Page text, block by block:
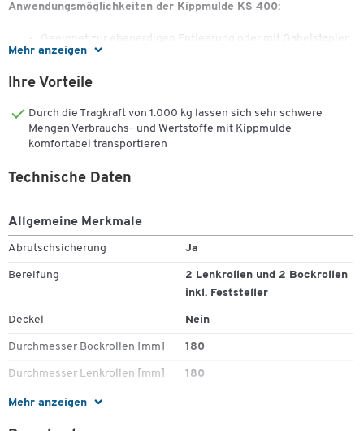
Mehr anzeigen
Anwendungsmöglichkeiten der Kippmulde KS 400:
Geeignet zur ebenerdigen Entleerung oder mit Gabelstapler
über Großcontainern
Einfacher manueller Transport oder Transport mit
Die Vorteile der Kippmulde sind:
Einfahrtaschen für Transport mit Gabelstapler
Handgriff an der Oberkante des Behälters zur Entleerung
Kettensicherung gegen unbeabsichtigtes Abrutschen und
Ihre Vorteile
Durch die Tragkraft von 1.000 kg lassen sich sehr schwere
Mengen Verbrauchs- und Wertstoffe mit Kippmulde
komfortabel transportieren
Mehr anzeigen
Technische Daten
Allgemeine Merkmale
Abrutschsicherung Ja
Bereifung
2 Lenkrollen und 2 Bockrollen
inkl. Feststeller
Deckel Nein
Durchmesser Bockrollen [mm] 180
Durchmesser Lenkrollen [mm] 180
Farbe
Gabeltaschenabstand [mm]